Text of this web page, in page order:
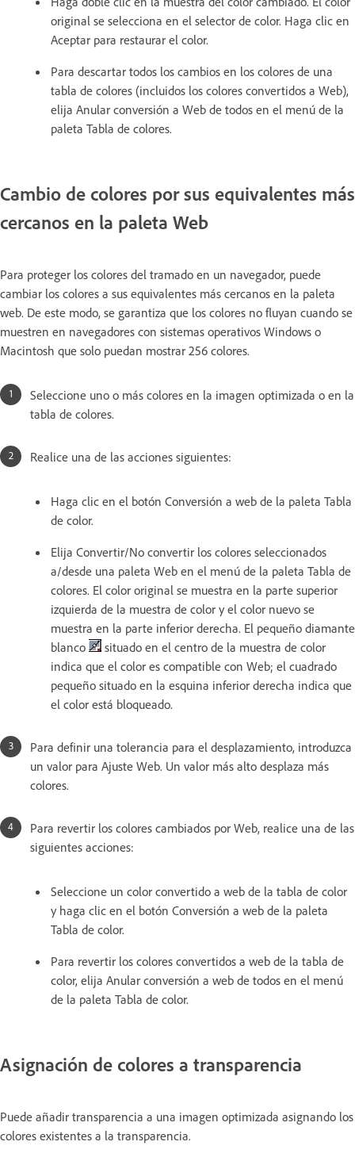
original se selecciona en el selector de color. Haga clic en
Aceptar para restaurar el color.
Para descartar todos los cambios en los colores de una
tabla de colores (incluidos los colores convertidos a Web),
elija Anular conversión a Web de todos en el menú de la
paleta Tabla de colores.
Cambio de colores por sus equivalentes más
cercanos en la paleta Web
Para proteger los colores del tramado en un navegador, puede
cambiar los colores a sus equivalentes más cercanos en la paleta
web. De este modo, se garantiza que los colores no fluyan cuando se
muestren en navegadores con sistemas operativos Windows o
Macintosh que solo puedan mostrar 256 colores.
Seleccione uno o más colores en la imagen optimizada o en la
tabla de colores.
Realice una de las acciones siguientes:
Haga clic en el botón Conversión a web de la paleta Tabla
de color.
Elija Convertir/No convertir los colores seleccionados
a/desde una paleta Web en el menú de la paleta Tabla de
colores. El color original se muestra en la parte superior
izquierda de la muestra de color y el color nuevo se
muestra en la parte inferior derecha. El pequeño diamante
blanco
situado en el centro de la muestra de color
indica que el color es compatible con Web; el cuadrado
pequeño situado en la esquina inferior derecha indica que
el color está bloqueado.
Para definir una tolerancia para el desplazamiento, introduzca
un valor para Ajuste Web. Un valor más alto desplaza más
colores.
Para revertir los colores cambiados por Web, realice una de las
siguientes acciones:
Seleccione un color convertido a web de la tabla de color
y haga clic en el botón Conversión a web de la paleta
Tabla de color.
Para revertir los colores convertidos a web de la tabla de
color, elija Anular conversión a web de todos en el menú
de la paleta Tabla de color.
Asignación de colores a transparencia
Puede añadir transparencia a una imagen optimizada asignando los
colores existentes a la transparencia.